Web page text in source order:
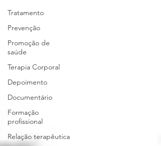
Tratamento
Prevenção
Promoção de
saúde
Terapia Corporal
Depoimento
Documentário
Formação
profissional
Relação terapêutica